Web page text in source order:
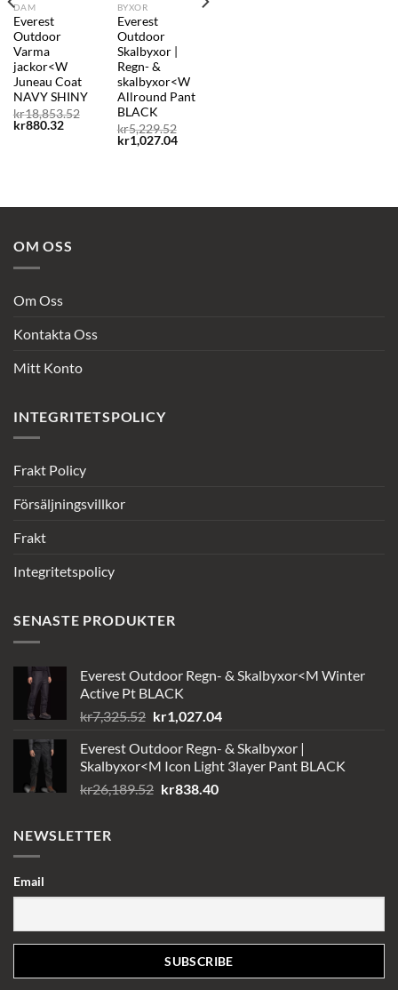
DAM
Everest
Outdoor
Varma
jackor<W
Juneau Coat
NAVY SHINY
kr18,853.52
ursprungliga
kr880.32Det
nuvarande
BYXOR
Everest
Outdoor
Skalbyxor |
Regn- &
skalbyxor<W
Allround Pant
BLACK
kr5,229.52
kr1,027.04Det
OM OSS
Om Oss
Kontakta Oss
Mitt Konto
INTEGRITETSPOLICY
Frakt Policy
Försäljningsvillkor
Frakt
Integritetspolicy
SENASTE PRODUKTER
Everest Outdoor Regn- & Skalbyxor<M Winter
Active Pt BLACK
kr7,325.52 Det
priset
var:
kr7,325.52.
kr1,027.04Det
priset
är:
Everest Outdoor Regn- & Skalbyxor |
Skalbyxor<M Icon Light 3layer Pant BLACK
kr26,189.52 Det
kr838.40Det
NEWSLETTER
Email